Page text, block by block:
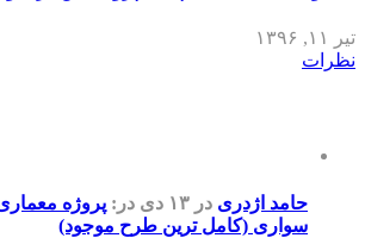
تیر ۱۱, ۱۳۹۶
نظرات
حامد اژدری در ۱۳ دی در: پروژه
سواری (کامل ترین طرح موجود)